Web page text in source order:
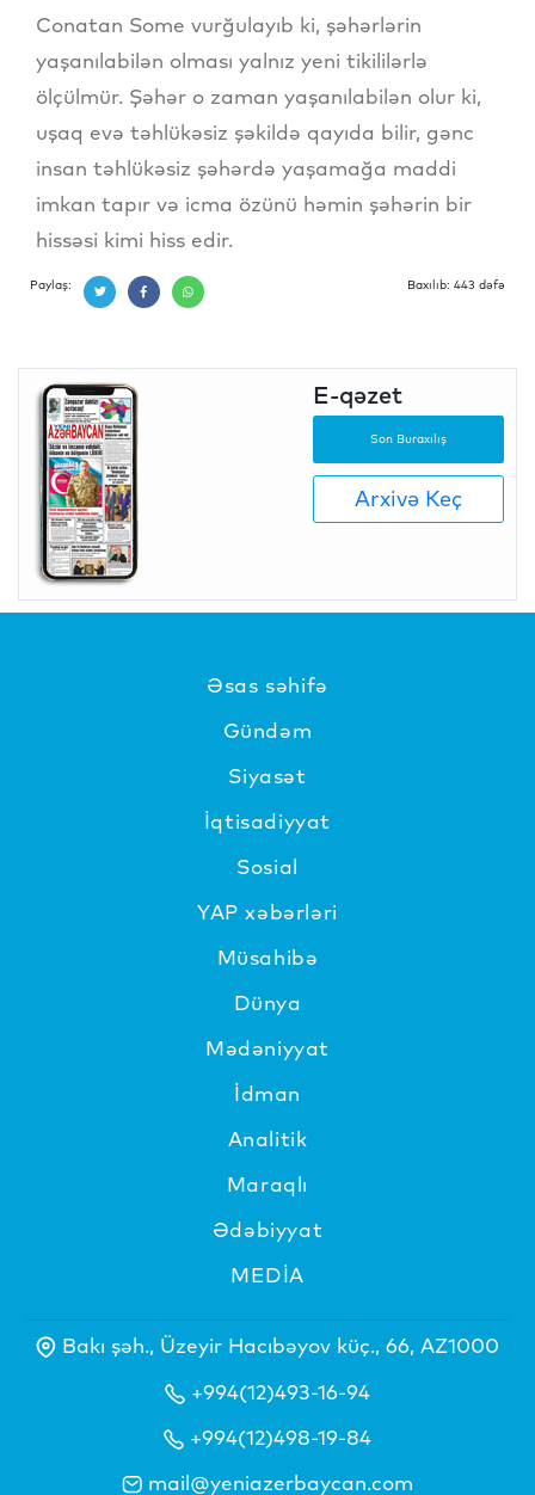
Conatan Some vurğulayıb ki, şəhərlərin
yaşanılabilən olması yalnız yeni tikililərlə
ölçülmür. Şəhər o zaman yaşanılabilən olur ki,
uşaq evə təhlükəsiz şəkildə qayıda bilir, gənc
insan təhlükəsiz şəhərdə yaşamağa maddi
imkan tapır və icma özünü həmin şəhərin bir
hissəsi kimi hiss edir.
Paylaş: Baxılıb: 443 dəfə
E-qəzet
Son Buraxılış
Arxivə Keç
Əsas səhifə
Gündəm
Siyasət
İqtisadiyyat
Sosial
YAP xəbərləri
Müsahibə
Dünya
Mədəniyyat
İdman
Analitik
Maraqlı
Ədəbiyyat
MEDİA
Bakı şəh., Üzeyir Hacıbəyov küç., 66, AZ1000
+994(12)493-16-94
+994(12)498-19-84
mail@yeniazerbaycan.com